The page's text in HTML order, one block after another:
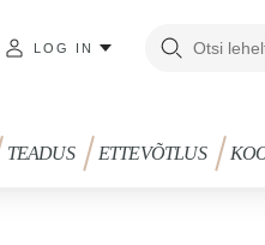
LOG IN
TEADUS ETTEVÕTLUS